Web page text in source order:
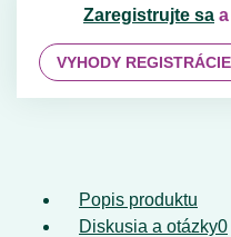
Zaregistrujte sa
VYHODY REGISTRÁCIE
Popis produktu
Diskusia a otázky0